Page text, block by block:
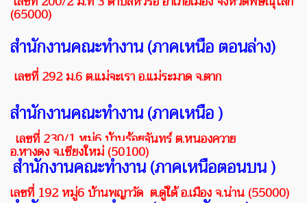
(65000)
สำนักงานคณะทำงาน (ภาคเหนือ ตอนล่าง)
เลขที่ 292 ม.6 ต.แม่จะเรา อ.แม่ระมาด จ.ตาก
สำนักงานคณะทำงาน (ภาคเหนือ )
เลขที่230/1 หมู่6 บ้านร้อยจันทร์ ต.หนองควาย
อ.หางดงจ.เชียงใหม่ (50100)
สำนักงานคณะทำงาน (ภาคเหนือตอนบน )
เลขที่ 192 หมู่6 บ้านพญาวัด ต.ดู่ใด้ อ.เมืองจ.น่าน (55000)